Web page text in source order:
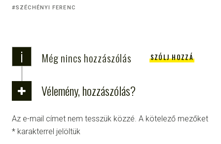
SZÉCHÉNYI FERENC
i Még nincs hozzászólás SZÓLJ HOZZÁ
Vélemény, hozzászólás?
Az e-mail címet nem tesszük közzé. A kötelező mezőket
* karakterrel jelöltük